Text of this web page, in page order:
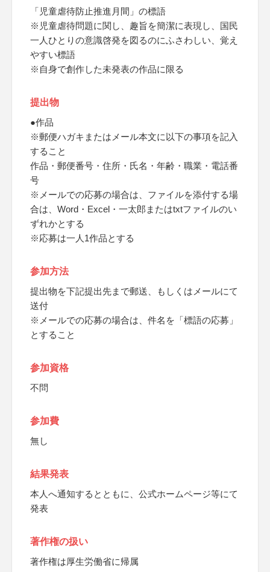
「児童虐待防止推進月間」の標語
※児童虐待問題に関し、趣旨を簡潔に表現し、国民
一人ひとりの意識啓発を図るのにふさわしい、覚え
やすい標語
※自身で創作した未発表の作品に限る
提出物
●作品
※郵便ハガキまたはメール本文に以下の事項を記入
すること
作品・郵便番号・住所・氏名・年齢・職業・電話番
号
※メールでの応募の場合は、ファイルを添付する場
合は、Word・Excel・一太郎またはtxtファイルのい
ずれかとする
※応募は一人1作品とする
参加方法
提出物を下記提出先まで郵送、もしくはメールにて
送付
※メールでの応募の場合は、件名を「標語の応募」
とすること
参加資格
不問
参加費
無し
結果発表
本人へ通知するとともに、公式ホームページ等にて
発表
著作権の扱い
著作権は厚生労働省に帰属